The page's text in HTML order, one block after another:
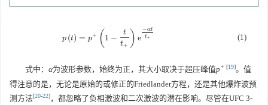
p (t) = p+ ( 1 −
t
t+ ) e
−αt
t+
p (t) =p+ (1− tt+ )e−αt t+ (1)
式中： α为波形参数，始终为正，其大小取决于超压峰值p+ [19]。值
得注意的是，无论是原始的或修正的Friedlander方程，还是其他爆炸波预
测方法[20-22]，都忽略了负相激波和二次激波的潜在影响。尽管在UFC 3-